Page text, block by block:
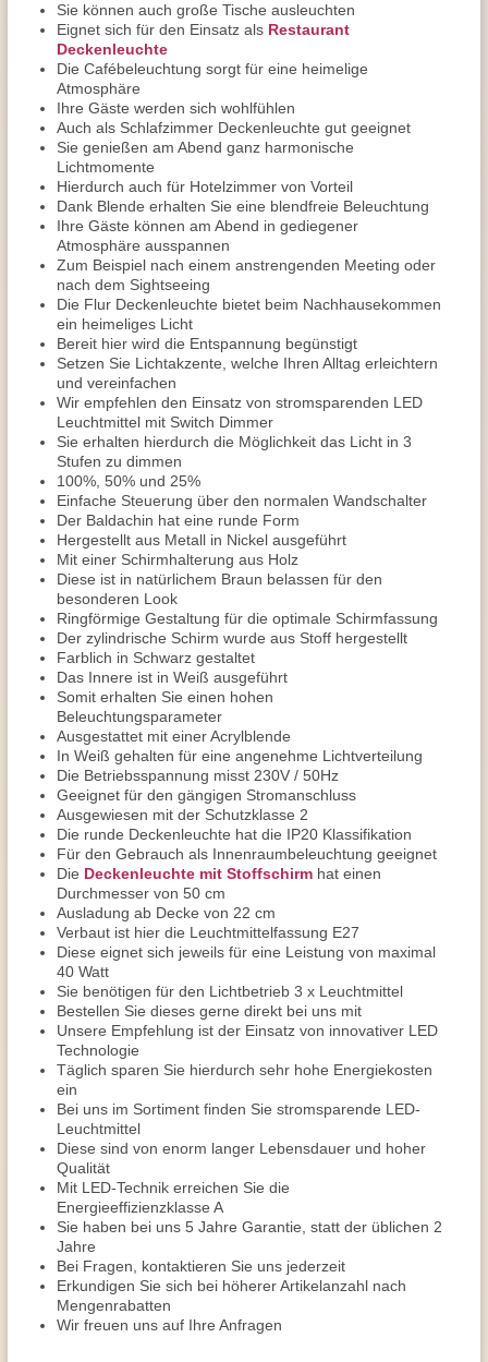
Sie können auch große Tische ausleuchten
Eignet sich für den Einsatz als Restaurant
Deckenleuchte
Die Cafébeleuchtung sorgt für eine heimelige
Atmosphäre
Ihre Gäste werden sich wohlfühlen
Auch als Schlafzimmer Deckenleuchte gut geeignet
Sie genießen am Abend ganz harmonische
Lichtmomente
Hierdurch auch für Hotelzimmer von Vorteil
Dank Blende erhalten Sie eine blendfreie Beleuchtung
Ihre Gäste können am Abend in gediegener
Atmosphäre ausspannen
Zum Beispiel nach einem anstrengenden Meeting oder
nach dem Sightseeing
Die Flur Deckenleuchte bietet beim Nachhausekommen
ein heimeliges Licht
Bereit hier wird die Entspannung begünstigt
Setzen Sie Lichtakzente, welche Ihren Alltag erleichtern
und vereinfachen
Wir empfehlen den Einsatz von stromsparenden LED
Leuchtmittel mit Switch Dimmer
Sie erhalten hierdurch die Möglichkeit das Licht in 3
Stufen zu dimmen
100%, 50% und 25%
Einfache Steuerung über den normalen Wandschalter
Der Baldachin hat eine runde Form
Hergestellt aus Metall in Nickel ausgeführt
Mit einer Schirmhalterung aus Holz
Diese ist in natürlichem Braun belassen für den
besonderen Look
Ringförmige Gestaltung für die optimale Schirmfassung
Der zylindrische Schirm wurde aus Stoff hergestellt
Farblich in Schwarz gestaltet
Das Innere ist in Weiß ausgeführt
Somit erhalten Sie einen hohen
Beleuchtungsparameter
Ausgestattet mit einer Acrylblende
In Weiß gehalten für eine angenehme Lichtverteilung
Die Betriebsspannung misst 230V / 50Hz
Geeignet für den gängigen Stromanschluss
Ausgewiesen mit der Schutzklasse 2
Die runde Deckenleuchte hat die IP20 Klassifikation
Für den Gebrauch als Innenraumbeleuchtung geeignet
Die Deckenleuchte mit Stoffschirm hat einen
Durchmesser von 50 cm
Ausladung ab Decke von 22 cm
Verbaut ist hier die Leuchtmittelfassung E27
Diese eignet sich jeweils für eine Leistung von maximal
40 Watt
Sie benötigen für den Lichtbetrieb 3 x Leuchtmittel
Bestellen Sie dieses gerne direkt bei uns mit
Unsere Empfehlung ist der Einsatz von innovativer LED
Technologie
Täglich sparen Sie hierdurch sehr hohe Energiekosten
ein
Bei uns im Sortiment finden Sie stromsparende LED-
Leuchtmittel
Diese sind von enorm langer Lebensdauer und hoher
Qualität
Mit LED-Technik erreichen Sie die
Energieeffizienzklasse A
Sie haben bei uns 5 Jahre Garantie, statt der üblichen 2
Jahre
Bei Fragen, kontaktieren Sie uns jederzeit
Erkundigen Sie sich bei höherer Artikelanzahl nach
Mengenrabatten
Wir freuen uns auf Ihre Anfragen